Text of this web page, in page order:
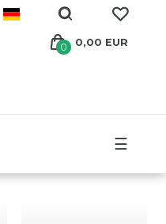
0 0,00 EUR
☰